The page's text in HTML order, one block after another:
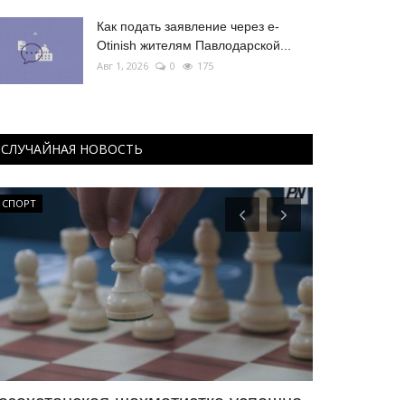
Как подать заявление через e-
Otinish жителям Павлодарской...
Авг 1, 2026 0 175
СЛУЧАЙНАЯ НОВОСТЬ
СПОРТ